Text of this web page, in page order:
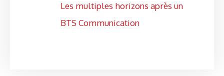
Les multiples horizons après un
BTS Communication